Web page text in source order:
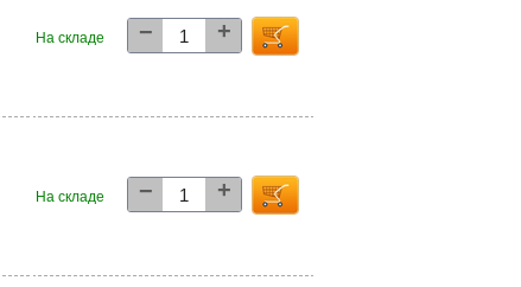
На складе − +
На складе − +